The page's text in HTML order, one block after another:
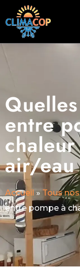
entre
air/
Accueil » Tous
entre pompe à